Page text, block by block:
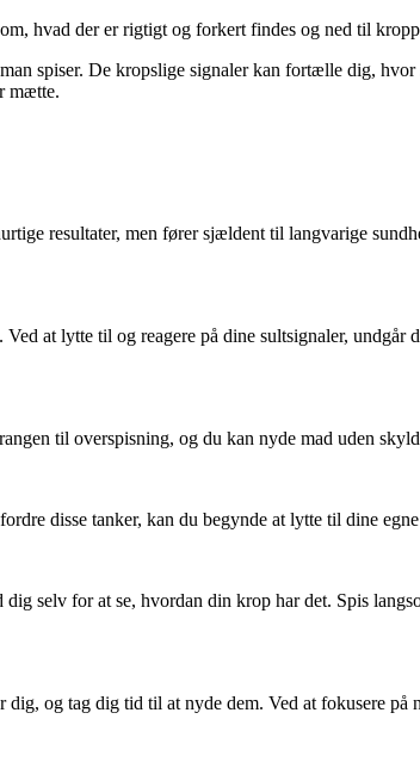
hvad der er rigtigt og forkert findes og ned til
spiser. De kropslige signaler kan fortælle dig, hvor
mætte.
resultater, men fører sjældent til langvarige
at lytte til og reagere på dine sultsignaler, undgår
til overspisning, og du kan nyde mad uden
disse tanker, kan du begynde at lytte til dine
selv for at se, hvordan din krop har det. Spis
og tag dig tid til at nyde dem. Ved at fokusere på